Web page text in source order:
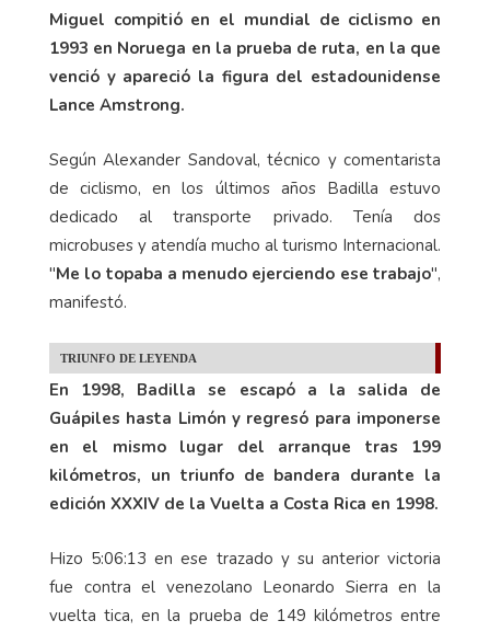
Miguel compitió en el mundial de ciclismo en
1993 en Noruega en la prueba de ruta, en la que
venció y apareció la figura del estadounidense
Lance Amstrong.
Según Alexander Sandoval, técnico y comentarista
de ciclismo, en los últimos años Badilla estuvo
dedicado al transporte privado. Tenía dos
microbuses y atendía mucho al turismo Internacional.
"Me lo topaba a menudo ejerciendo ese trabajo",
manifestó.
TRIUNFO DE LEYENDA
En 1998, Badilla se escapó a la salida de
Guápiles hasta Limón y regresó para imponerse
en el mismo lugar del arranque tras 199
kilómetros, un triunfo de bandera durante la
edición XXXIV de la Vuelta a Costa Rica en 1998.
Hizo 5:06:13 en ese trazado y su anterior victoria
fue contra el venezolano Leonardo Sierra en la
vuelta tica, en la prueba de 149 kilómetros entre